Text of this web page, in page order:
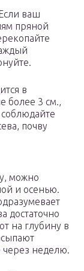
ваш
пряной
в
более 3 см.,
почву
можно
и осенью.
достаточно
на глубину в
через неделю.